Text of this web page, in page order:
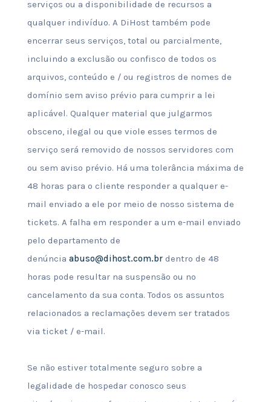
serviços ou a disponibilidade de recursos a
qualquer indivíduo. A DiHost também pode
encerrar seus serviços, total ou parcialmente,
incluindo a exclusão ou confisco de todos os
arquivos, conteúdo e / ou registros de nomes de
domínio sem aviso prévio para cumprir a lei
aplicável. Qualquer material que julgarmos
obsceno, ilegal ou que viole esses termos de
serviço será removido de nossos servidores com
ou sem aviso prévio. Há uma tolerância máxima de
48 horas para o cliente responder a qualquer e-
mail enviado a ele por meio de nosso sistema de
tickets. A falha em responder a um e-mail enviado
pelo departamento de
denúncia abuso@dihost.com.brdentro de 48
horas pode resultar na suspensão ou no
cancelamento da sua conta. Todos os assuntos
relacionados a reclamações devem ser tratados
via ticket / e-mail.
Se não estiver totalmente seguro sobre a
legalidade de hospedar conosco seus